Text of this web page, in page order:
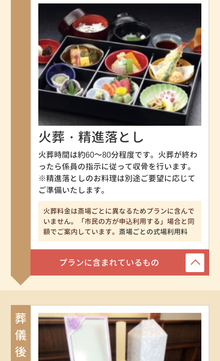
火葬・精進落とし
火葬時間は約60～80分程度です。火葬が終わ
ったら係員の指示に従って収骨を行います。
※精進落としのお料理は別途ご要望に応じて
ご準備いたします。
火葬料金は斎場ごとに異なるためプランに含んで
いません。「市民の方が申込利用する」場合と同
額でご案内しています。 斎場ごとの式場利用料
プランに含まれているもの
葬儀後